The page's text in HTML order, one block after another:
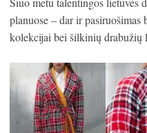
planuose – dar ir
kolekcijai bei šilkinių drabužių